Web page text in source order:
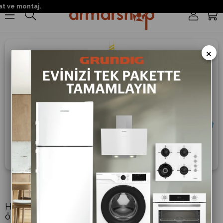
WiFi Özelliği
HomeWhiz uygulaması ile evinizdeki wifi
özelliğine sahip klima ve akıllı beyaz eşyalarınızı
montaj.
×